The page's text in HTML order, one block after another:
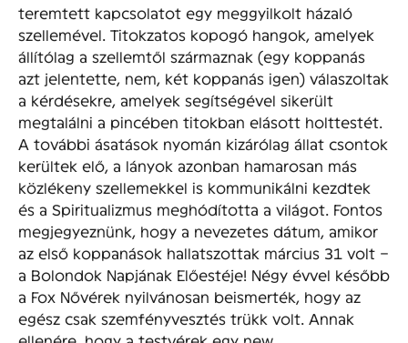
teremtett kapcsolatot egy meggyilkolt házaló
szellemével. Titokzatos kopogó hangok, amelyek
állítólag a szellemtől származnak (egy koppanás
azt jelentette, nem, két koppanás igen) válaszoltak
a kérdésekre, amelyek segítségével sikerült
megtalálni a pincében titokban elásott holttestét.
A további ásatások nyomán kizárólag állat csontok
kerültek elő, a lányok azonban hamarosan más
közlékeny szellemekkel is kommunikálni kezdtek
és a Spiritualizmus meghódította a világot. Fontos
megjegyeznünk, hogy a nevezetes dátum, amikor
az első koppanások hallatszottak március 31 volt –
a Bolondok Napjának Előestéje! Négy évvel később
a Fox Nővérek nyilvánosan beismerték, hogy az
egész csak szemfényvesztés trükk volt. Annak